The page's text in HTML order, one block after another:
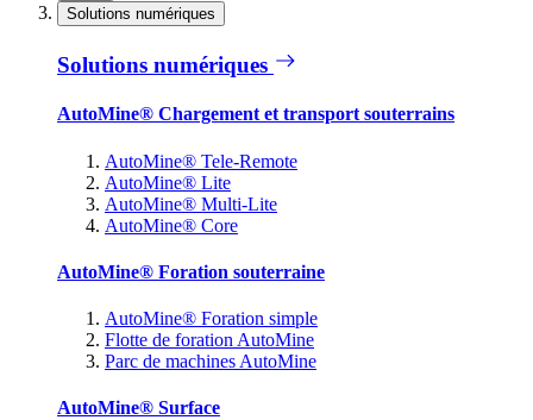
Solutions numériques
Solutions numériques
AutoMine® Chargement et transport souterrains
AutoMine® Tele-Remote
AutoMine® Lite
AutoMine® Multi-Lite
AutoMine® Core
AutoMine® Foration souterraine
AutoMine® Foration simple
Flotte de foration AutoMine
Parc de machines AutoMine
AutoMine® Surface